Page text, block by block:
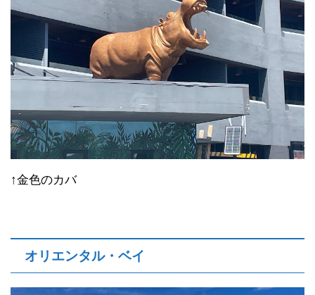
↑金色のカバ
オリエンタル・ベイ